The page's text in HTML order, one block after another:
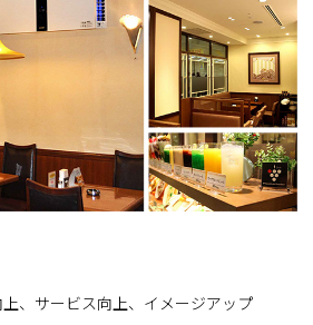
、サービス向上、イメージアップ